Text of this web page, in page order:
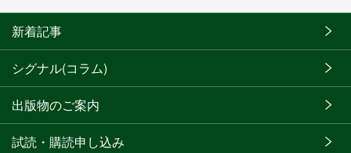
新着記事
シグナル(コラム)
出版物のご案内
試読・購読申し込み